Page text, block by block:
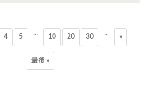
4 5 ... 10 20 30 ... »
最後 »